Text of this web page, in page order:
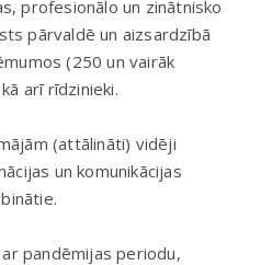
profesionālo un zinātnisko
pārvaldē un aizsardzībā
(250 un vairāk
arī rīdzinieki.
(attālināti) vidēji
un komunikācijas
pandēmijas periodu,